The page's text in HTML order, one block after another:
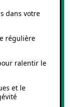
dans votre
régulière
ralentir le
et le